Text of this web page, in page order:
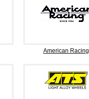
American Racing